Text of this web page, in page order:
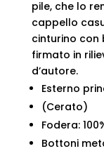
pile, che lo
cappello
cinturino con
firmato in
d’autore.
Esterno
(Cerato)
Fodera:
Bottoni